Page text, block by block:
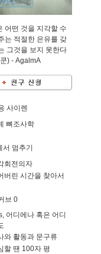
어떤 것을 지각할 수
는 적절한 은유를 갖
그것을 보지 못한다
) - AgalmA
사이렌
뼈조사학
서 멈추기
회전의자
버린 시간을 찾아서
브 0
어디에나 혹은 어디
와 활동과 문구류
할 땐 100자 평